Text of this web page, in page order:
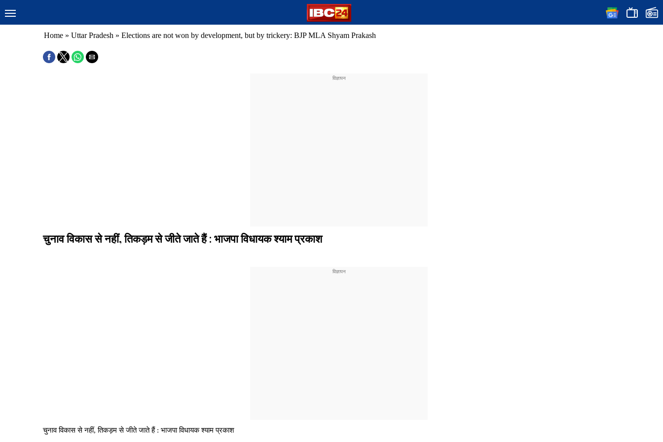
Home » Uttar Pradesh » Elections are not won by development, but by trickery: BJP MLA Shyam Prakash
चुनाव विकास से नहीं, तिकड़म से जीते जाते हैं : भाजपा विधायक श्याम प्रकाश
चुनाव विकास से नहीं, तिकड़म से जीते जाते हैं : भाजपा विधायक श्याम प्रकाश